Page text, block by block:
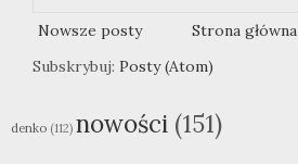
Nowsze posty
Strona główna
Subskrybuj: Posty (Atom)
denko (112) nowości (151)